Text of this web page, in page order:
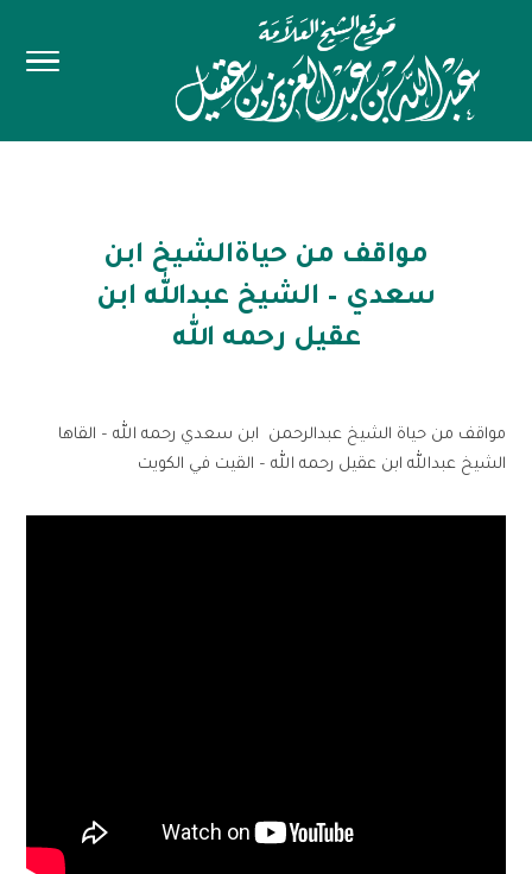
مواقف من حياةالشيخ ابن
سعدي – الشيخ عبدالله ابن
عقيل رحمه الله
مواقف من حياة الشيخ عبدالرحمن ابن سعدي رحمه الله – القاها
الشيخ عبدالله ابن عقيل رحمه الله – القيت في الكويت